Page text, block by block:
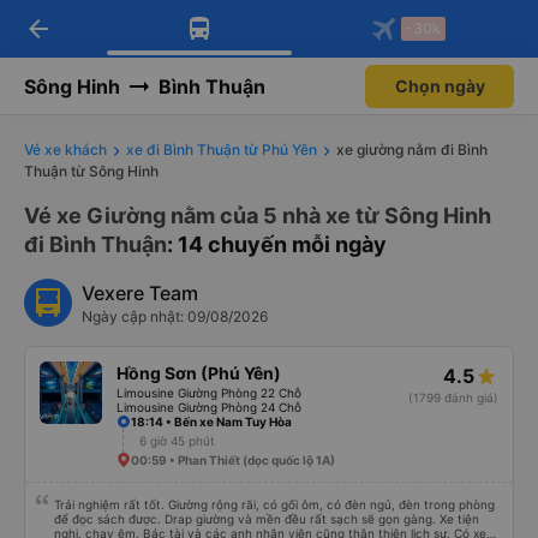
Tải app Vexere ngay!
Nhận ưu đãi thành viên độc
Mở app
Tải app Vexere
-30k/ghế khi đặt vé máy bay qua
Mở app
arrow_back -30k
Sông Hinh Bình Thuận Chọn ngày
Vé xe khách xe đi Bình Thuận từ Phú Yên
xe giường nằm đi Bình
Thuận từ Sông Hinh
Vé xe Giường nằm của 5 nhà xe từ Sông Hinh
đi Bình Thuận: 14 chuyến mỗi ngày
Vexere Team
Ngày cập nhật: 09/08/2026
Hồng Sơn (Phú Yên)
Limousine Giường Phòng 22 Chỗ
Limousine Giường Phòng 24 Chỗ
4.5
(1799 đánh giá)
18:14 • Bến xe Nam Tuy Hòa
6 giờ 45 phút
00:59 • Phan Thiết (dọc quốc lộ 1A)
Trải nghiệm rất tốt. Giường rộng rãi, có gối ôm, có đèn ngủ, đèn trong phòng
để đọc sách được. Drap giường và mền đều rất sạch sẽ gọn gàng. Xe tiện
nghi, chạy êm. Bác tài và các anh nhân viên cũng thân thiện lịch sự. Có xe